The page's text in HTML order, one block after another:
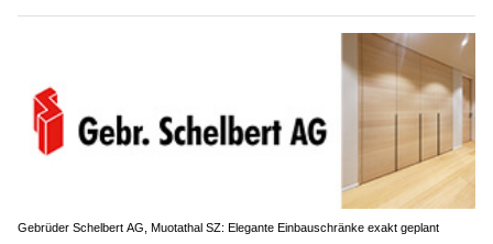
Gebrüder Schelbert AG, Muotathal SZ: Elegante Einbauschränke exakt geplant